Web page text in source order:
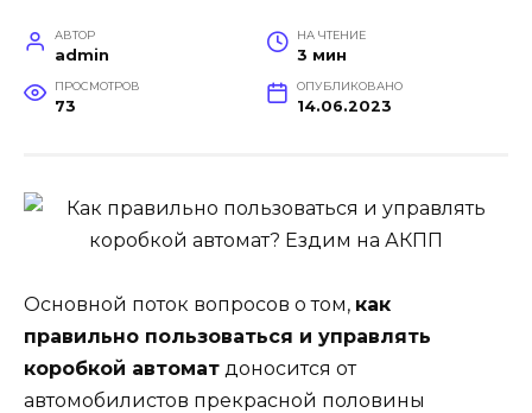
АВТОР
admin
НА ЧТЕНИЕ
3 мин
ПРОСМОТРОВ
73
ОПУБЛИКОВАНО
14.06.2023
Основной поток вопросов о том, как
правильно пользоваться и управлять
коробкой автомат доносится от
автомобилистов прекрасной половины